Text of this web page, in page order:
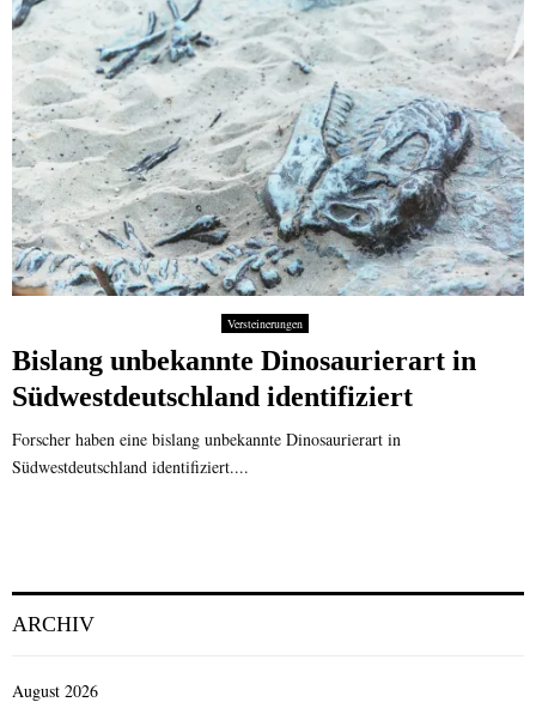
Versteinerungen
Bislang unbekannte Dinosaurierart in
Südwestdeutschland identifiziert
Forscher haben eine bislang unbekannte Dinosaurierart in
Südwestdeutschland identifiziert....
ARCHIV
August 2026